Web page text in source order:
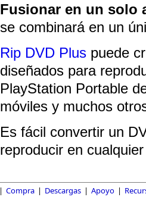
Fusionar en un solo
se combinará en un
Rip DVD Plus puede
diseñados para
PlayStation Portable
móviles y muchos
Es fácil convertir un
reproducir en
| Compra | Descargas | Apoyo |